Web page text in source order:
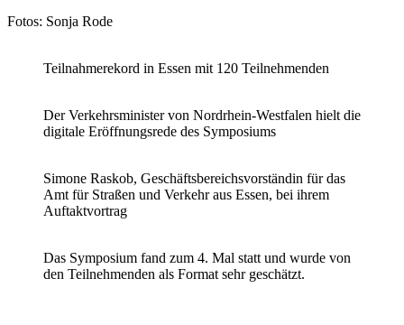
Fotos: Sonja Rode
Teilnahmerekord in Essen mit 120 Teilnehmenden
Der Verkehrsminister von Nordrhein-Westfalen hielt die
digitale Eröffnungsrede des Symposiums
Simone Raskob, Geschäftsbereichsvorständin für das
Amt für Straßen und Verkehr aus Essen, bei ihrem
Auftaktvortrag
Das Symposium fand zum 4. Mal statt und wurde von
den Teilnehmenden als Format sehr geschätzt.